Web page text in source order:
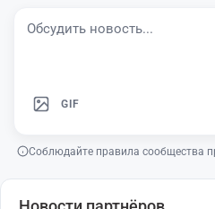
GIF
Соблюдайте правила сообщества